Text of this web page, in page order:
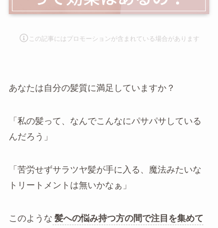
この記事にはプロモーションが含まれて いる場合があります
あなたは自分の髪質に満足していますか？
「私の髪って、なんでこんなにパサパサしている
んだろう」
「苦労せずサラツヤ髪が手に入る、魔法みたいな
トリートメントは無いかなぁ」
このような 髪への悩み持つ方の間で注目を集めて